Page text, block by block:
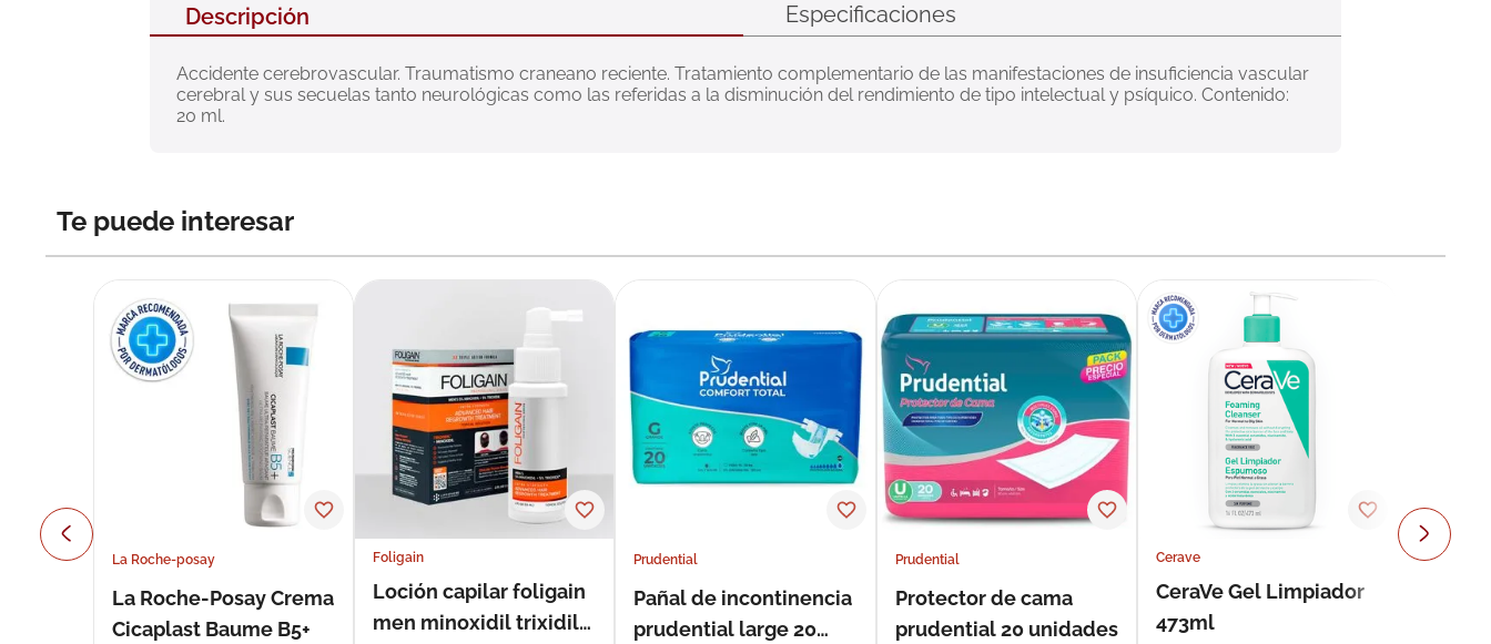
Descripción Especificaciones
Accidente cerebrovascular. Traumatismo craneano reciente. Tratamiento complementario de las manifestaciones de insuficiencia vascular
cerebral y sus secuelas tanto neurológicas como las referidas a la disminución del rendimiento de tipo intelectual y psíquico. Contenido:
20 ml.
Te puede interesar
La Roche-posay
La Roche-Posay Crema
Cicaplast Baume B5+
Foligain
Loción capilar foligain
men minoxidil trixidil
Prudential
Pañal de incontinencia
prudential large 20
Prudential
Protector de cama
prudential 20 unidades
Cerave
CeraVe Gel Limpiador
473ml